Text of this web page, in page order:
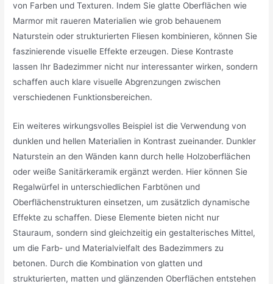
von Farben und Texturen. Indem Sie glatte Oberflächen wie
Marmor mit raueren Materialien wie grob behauenem
Naturstein oder strukturierten Fliesen kombinieren, können Sie
faszinierende visuelle Effekte erzeugen. Diese Kontraste
lassen Ihr Badezimmer nicht nur interessanter wirken, sondern
schaffen auch klare visuelle Abgrenzungen zwischen
verschiedenen Funktionsbereichen.
Ein weiteres wirkungsvolles Beispiel ist die Verwendung von
dunklen und hellen Materialien in Kontrast zueinander. Dunkler
Naturstein an den Wänden kann durch helle Holzoberflächen
oder weiße Sanitärkeramik ergänzt werden. Hier können Sie
Regalwürfel in unterschiedlichen Farbtönen und
Oberflächenstrukturen einsetzen, um zusätzlich dynamische
Effekte zu schaffen. Diese Elemente bieten nicht nur
Stauraum, sondern sind gleichzeitig ein gestalterisches Mittel,
um die Farb- und Materialvielfalt des Badezimmers zu
betonen. Durch die Kombination von glatten und
strukturierten, matten und glänzenden Oberflächen entstehen